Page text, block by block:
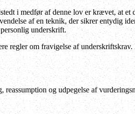
i medfør af denne lov er krævet, at
af en teknik, der sikrer entydig
underskrift.
regler om fravigelse af
reassumption og udpegelse af